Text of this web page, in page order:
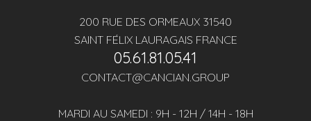
200 RUE DES ORMEAUX 31540
SAINT FÉLIX LAURAGAIS FRANCE
05.61.81.05.41
CONTACT@CANCIAN.GROUP
MARDI AU SAMEDI : 9H - 12H / 14H - 18H